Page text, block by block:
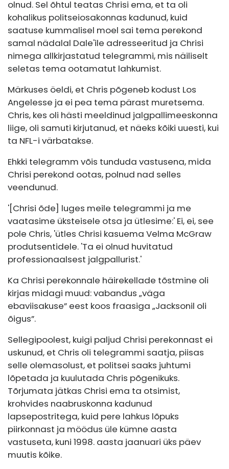
olnud. Sel õhtul teatas Chrisi ema, et ta oli
kohalikus politseiosakonnas kadunud, kuid
saatuse kummalisel moel sai tema perekond
samal nädalal Dale'ile adresseeritud ja Chrisi
nimega allkirjastatud telegrammi, mis näiliselt
seletas tema ootamatut lahkumist.
Märkuses öeldi, et Chris põgeneb kodust Los
Angelesse ja ei pea tema pärast muretsema.
Chris, kes oli hästi meeldinud jalgpallimeeskonna
liige, oli samuti kirjutanud, et näeks kõiki uuesti, kui
ta NFL-i värbatakse.
Ehkki telegramm võis tunduda vastusena, mida
Chrisi perekond ootas, polnud nad selles
veendunud.
'[Chrisi õde] luges meile telegrammi ja me
vaatasime üksteisele otsa ja ütlesime:' Ei, ei, see
pole Chris, 'ütles Chrisi kasuema Velma McGraw
produtsentidele. 'Ta ei olnud huvitatud
professionaalsest jalgpallurist.'
Ka Chrisi perekonnale häirekellade tõstmine oli
kirjas midagi muud: vabandus „väga
ebaviisakuse” eest koos fraasiga „Jacksonil oli
õigus”.
Sellegipoolest, kuigi paljud Chrisi perekonnast ei
uskunud, et Chris oli telegrammi saatja, piisas
selle olemasolust, et politsei saaks juhtumi
lõpetada ja kuulutada Chris põgenikuks.
Tõrjumata jätkas Chrisi ema ta otsimist,
krohvides naabruskonna kadunud
lapsepostritega, kuid pere lahkus lõpuks
piirkonnast ja möödus üle kümne aasta
vastuseta, kuni 1998. aasta jaanuari üks päev
muutis kõike.